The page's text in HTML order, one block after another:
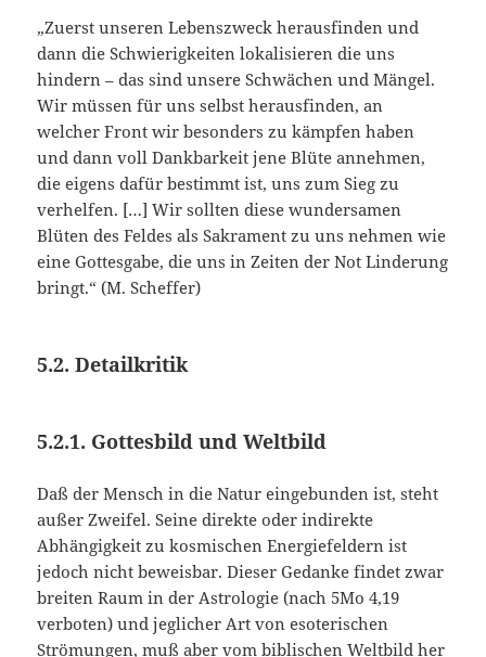
„Zuerst unseren Lebenszweck herausfinden und
dann die Schwierigkeiten lokalisieren die uns
hindern – das sind unsere Schwächen und Mängel.
Wir müssen für uns selbst herausfinden, an
welcher Front wir besonders zu kämpfen haben
und dann voll Dankbarkeit jene Blüte annehmen,
die eigens dafür bestimmt ist, uns zum Sieg zu
verhelfen. […] Wir sollten diese wundersamen
Blüten des Feldes als Sakrament zu uns nehmen wie
eine Gottesgabe, die uns in Zeiten der Not Linderung
bringt.“ (M. Scheffer)
5.2. Detailkritik
5.2.1. Gottesbild und Weltbild
Daß der Mensch in die Natur eingebunden ist, steht
außer Zweifel. Seine direkte oder indirekte
Abhängigkeit zu kosmischen Energiefeldern ist
jedoch nicht beweisbar. Dieser Gedanke findet zwar
breiten Raum in der Astrologie (nach 5Mo 4,19
verboten) und jeglicher Art von esoterischen
Strömungen, muß aber vom biblischen Weltbild her